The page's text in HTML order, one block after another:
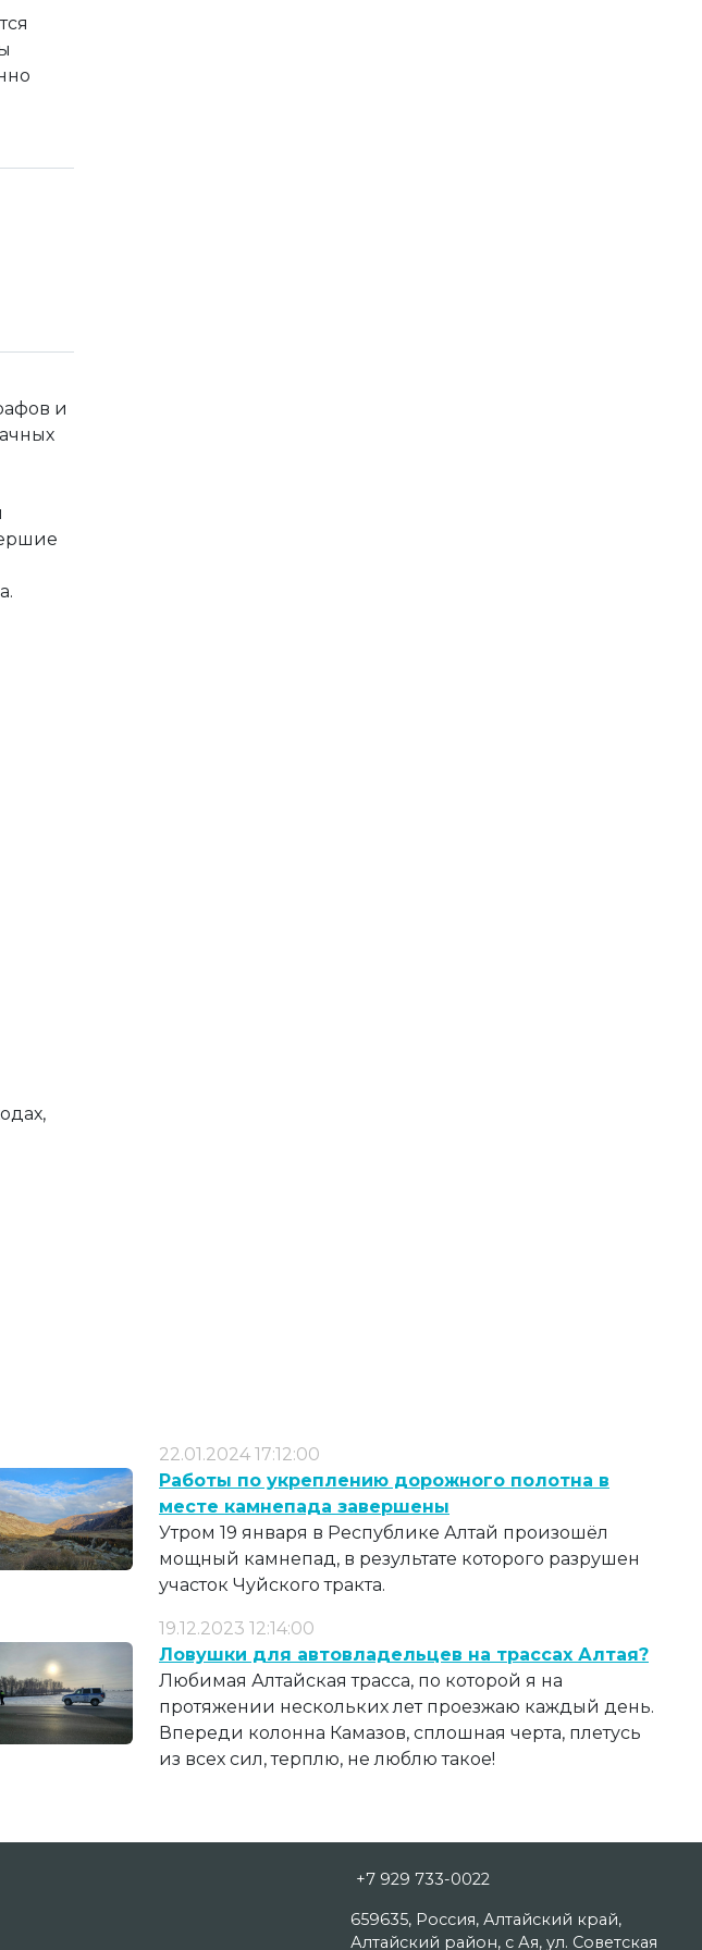
и
⠀
22.01.2024 17:12:00
Работы по укреплению дорожного полотна в
месте камнепада завершены
Утром 19 января в Республике Алтай произошёл
мощный камнепад, в результате которого разрушен
участок Чуйского тракта.
19.12.2023 12:14:00
Ловушки для автовладельцев на трассах Алтая?
Любимая Алтайская трасса, по которой я на
протяжении нескольких лет проезжаю каждый день.
Впереди колонна Камазов, сплошная черта, плетусь
из всех сил, терплю, не люблю такое!
+7 929 733-0022
659635, Россия, Алтайский край,
Алтайский район, с Ая, ул. Советская